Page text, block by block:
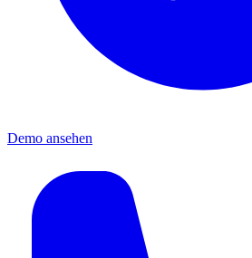
Demo ansehen